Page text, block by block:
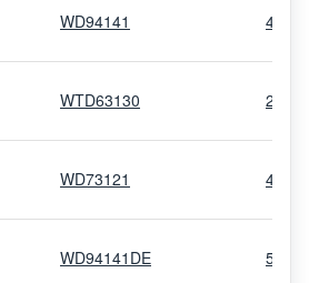
WD94141
WTD63130
WD73121
WD94141DE